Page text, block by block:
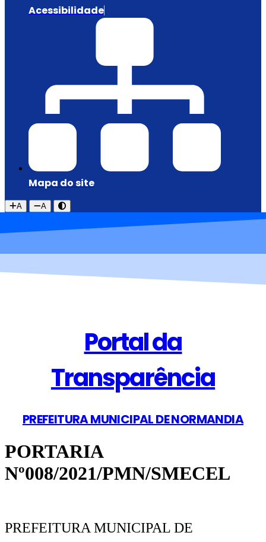
Acessibilidade
Mapa do site
A A
Portal da
Transparência
PREFEITURA MUNICIPAL DE NORMANDIA
PORTARIA
Nº008/2021/PMN/SMECEL
PREFEITURA MUNICIPAL DE